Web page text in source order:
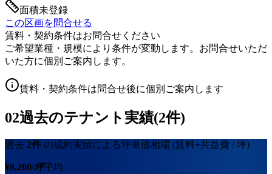
面積未登録
この区画を問合せる
賃料・契約条件はお問合せください
ご希望業種・規模により条件が変動します。お問合せいただ
いた方に個別ご案内します。
賃料・契約条件は問合せ後に個別ご案内します
02過去のテナント実績(2件)
過去 2件 の成約実績による坪単価相場 (賃料+共益費 / 坪)
¥8,200/坪平均